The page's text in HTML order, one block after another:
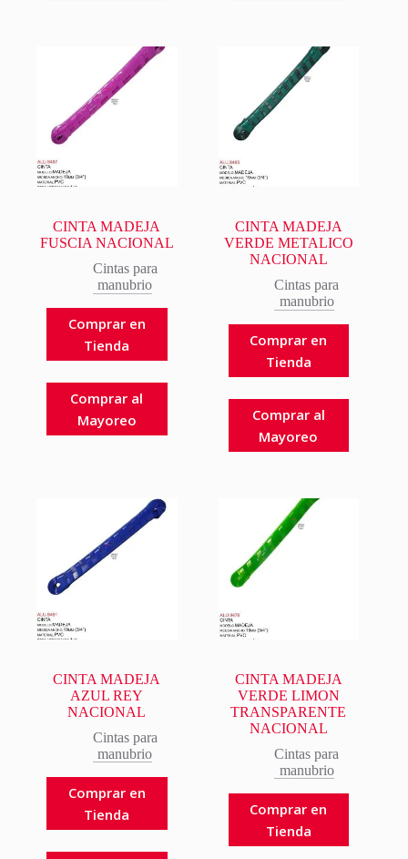
CINTA MADEJA
FUSCIA NACIONAL
Cintas para
manubrio
Comprar en
Tienda
Comprar al
Mayoreo
CINTA MADEJA
VERDE METALICO
NACIONAL
Cintas para
manubrio
Comprar en
Tienda
Comprar al
Mayoreo
CINTA MADEJA
AZUL REY
NACIONAL
Cintas para
manubrio
Comprar en
Tienda
CINTA MADEJA
VERDE LIMON
TRANSPARENTE
NACIONAL
Cintas para
manubrio
Comprar en
Tienda